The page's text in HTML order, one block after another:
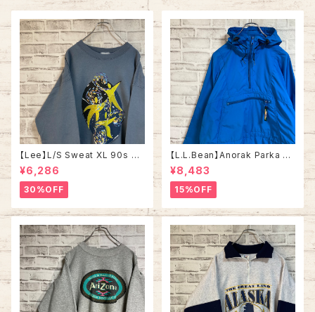
【Lee】L/S Sweat XL 90s M
ade in USA 企業モノ アート系
スウェット トレーナー USA製 ア
ートプリント 肉厚 アメリカ USA
古着
¥6,286
30%OFF
【L.L.Bean】Anorak Parka L
相当 80s vintage エルエルビ
ーン アノラックパーカー ナイロ
ンジャケット マウンテンパーカ
ー マウパ 刺繍ロゴ ワンポイン
トロゴ ブルー 美品 アメリカ US
A 古着
¥8,483
15%OFF